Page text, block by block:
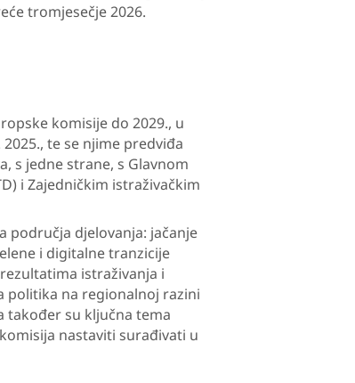
tromjesečje 2026.
komisije do 2029., u
te se njime predviđa
s jedne strane, s Glavnom
i Zajedničkim istraživačkim
područja djelovanja: jačanje
i digitalne tranzicije
istraživanja i
politika na regionalnoj razini
također su ključna tema
nastaviti surađivati u